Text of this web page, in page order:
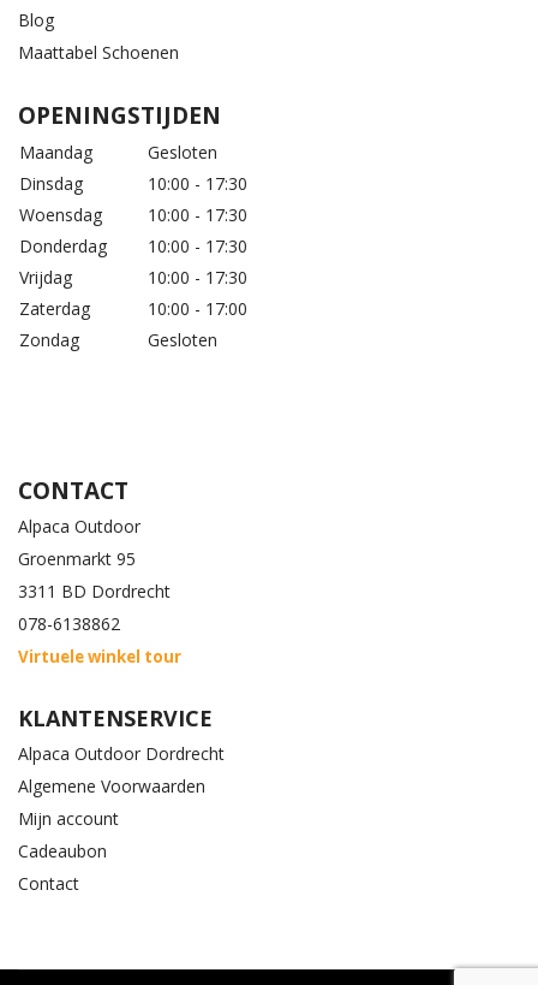
Blog
Maattabel Schoenen
OPENINGSTIJDEN
Maandag
Gesloten
Dinsdag
10:00 - 17:30
Woensdag
10:00 - 17:30
Donderdag
10:00 - 17:30
Vrijdag
10:00 - 17:30
Zaterdag
10:00 - 17:00
Zondag
Gesloten
CONTACT
Alpaca Outdoor
Groenmarkt 95
3311 BD Dordrecht
078-6138862
Virtuele winkel tour
KLANTENSERVICE
Alpaca Outdoor Dordrecht
Algemene Voorwaarden
Mijn account
Cadeaubon
Contact